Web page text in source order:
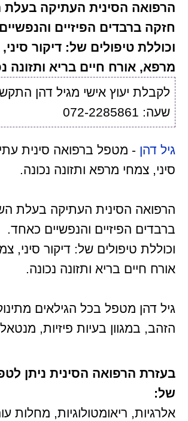
הרפואה הסינית העתיקה
חזקה ברבדים הפיזיים
וכוללת טיפולים של: דיקור
מרפא, אורח חיים בריא ותזונה
לקבלת יעוץ אישי מגיל דהן
שעה: 072-2285861
גיל דהן - מטפל ברפואה סינית
סיני, צמחי מרפא ותזונה נכונה.
הרפואה הסינית העתיקה בעלת
ברבדים הפיזיים והנפשיים כאחד.
וכוללת טיפולים של: דיקור סיני,
אורח חיים בריא ותזונה נכונה.
גיל דהן מטפל בכל הגילאים
הזהב, במגוון בעיות פיזיות,
בעזרת הרפואה הסינית ניתן
של:
אלרגיות, ריאומטולוגיות, מחלות